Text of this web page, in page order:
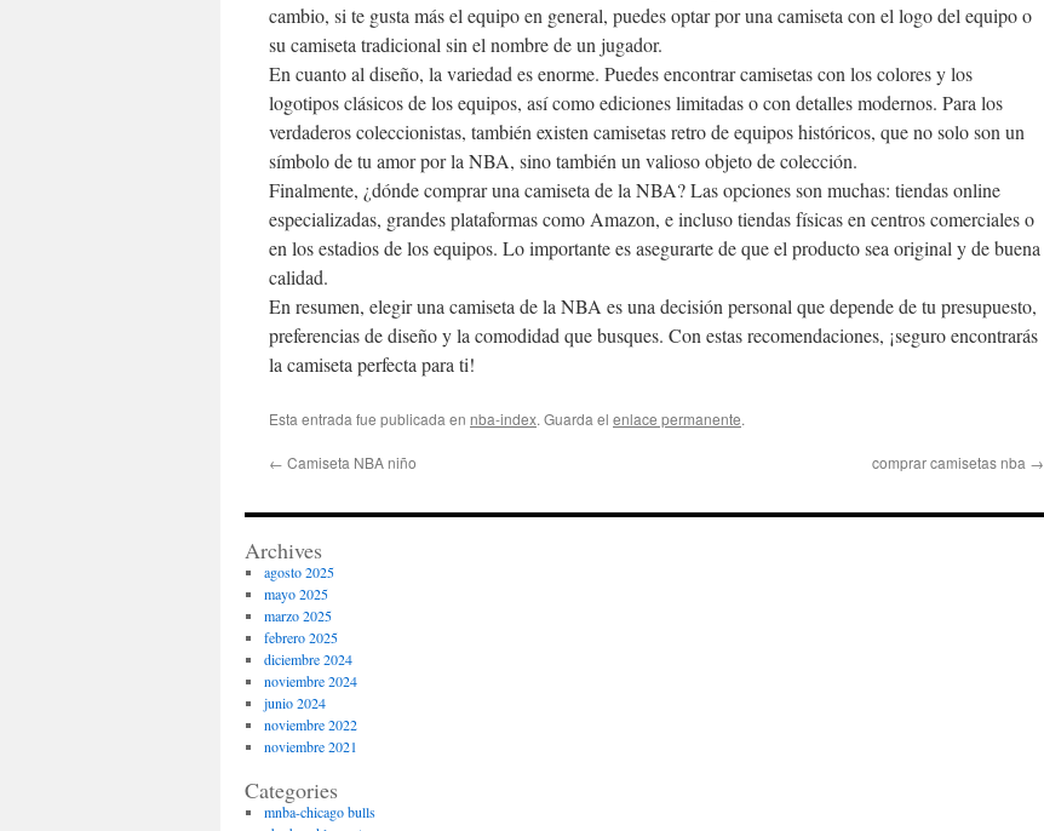
cambio, si te gusta más el equipo en general, puedes optar por una camiseta con el logo del equipo o
su camiseta tradicional sin el nombre de un jugador.
En cuanto al diseño, la variedad es enorme. Puedes encontrar camisetas con los colores y los
logotipos clásicos de los equipos, así como ediciones limitadas o con detalles modernos. Para los
verdaderos coleccionistas, también existen camisetas retro de equipos históricos, que no solo son un
símbolo de tu amor por la NBA, sino también un valioso objeto de colección.
Finalmente, ¿dónde comprar una camiseta de la NBA? Las opciones son muchas: tiendas online
especializadas, grandes plataformas como Amazon, e incluso tiendas físicas en centros comerciales o
en los estadios de los equipos. Lo importante es asegurarte de que el producto sea original y de buena
calidad.
En resumen, elegir una camiseta de la NBA es una decisión personal que depende de tu presupuesto,
preferencias de diseño y la comodidad que busques. Con estas recomendaciones, ¡seguro encontrarás
la camiseta perfecta para ti!
Esta entrada fue publicada en nba-index. Guarda el enlace permanente.
← Camiseta NBA niño comprar camisetas nba →
Archives
agosto 2025
mayo 2025
marzo 2025
febrero 2025
diciembre 2024
noviembre 2024
junio 2024
noviembre 2022
noviembre 2021
Categories
mnba-chicago bulls